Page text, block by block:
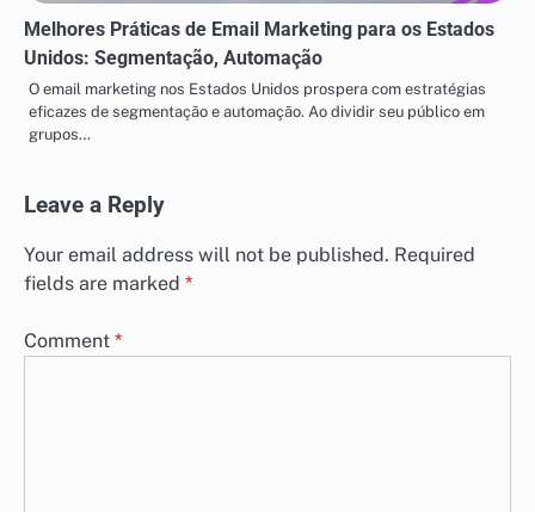
Melhores Práticas de Email Marketing para os Estados
Unidos: Segmentação, Automação
O email marketing nos Estados Unidos prospera com estratégias
eficazes de segmentação e automação. Ao dividir seu público em
grupos…
Leave a Reply
Your email address will not be published. Required
fields are marked *
Comment *